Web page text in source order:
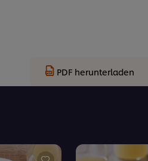
PDF herunterladen